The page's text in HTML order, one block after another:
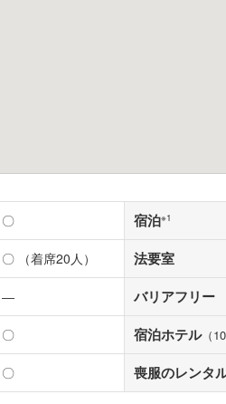
〇 宿泊※1
〇 （着席20人） 法要室
― バリアフリー
〇 宿泊ホテル（
〇 喪服のレンタ